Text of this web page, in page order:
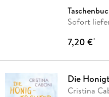
Sofort
7,20 €*
Die
Cristina